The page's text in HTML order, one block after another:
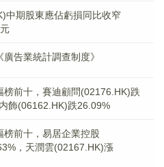
中期股東應佔虧損同比收窄
告業統計調查制度》
榜前十，賽迪顧問(02176.HK)跌
飾(06162.HK)跌26.09%
榜前十，易居企業控股
，天潤雲(02167.HK)漲